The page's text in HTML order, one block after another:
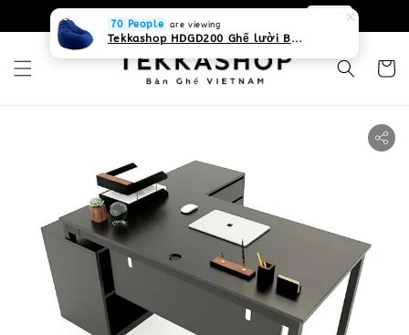
0931268840 Liên hệ với chúng tôi
70 People are viewing
Tekkashop HDGD200 Ghế lười Beanbag form truyền thống, chất liệu Olefin canvas kháng nước, màu xanh biển, có thể sử dụng trong nhà và cả ngoài trời, có quai xách